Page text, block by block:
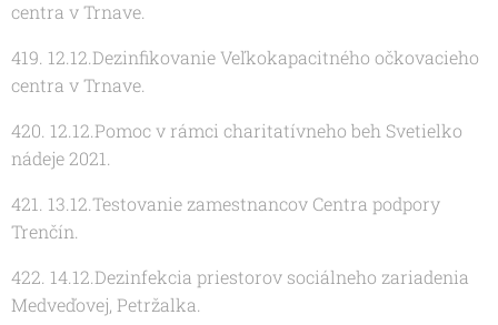
centra v Trnave.
419. 12.12.Dezinfikovanie Veľkokapacitného očkovacieho
centra v Trnave.
420. 12.12.Pomoc v rámci charitatívneho beh Svetielko
nádeje 2021.
421. 13.12.Testovanie zamestnancov Centra podpory
Trenčín.
422. 14.12.Dezinfekcia priestorov sociálneho zariadenia
Medveďovej, Petržalka.